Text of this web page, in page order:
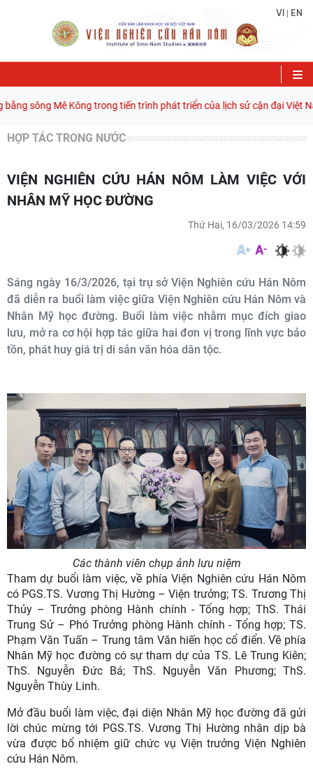
VI EN
sông Mê Kông trong tiến trình phát triển của lịch sử cận đại Việt
HỢP TÁC TRONG NƯỚC
VIỆN NGHIÊN CỨU HÁN NÔM LÀM VIỆC VỚI
NHÂN MỸ HỌC ĐƯỜNG
Thứ Hai, 16/03/2026 14:59
Sáng ngày 16/3/2026, tại trụ sở Viện Nghiên cứu Hán Nôm
đã diễn ra buổi làm việc giữa Viện Nghiên cứu Hán Nôm và
Nhân Mỹ học đường. Buổi làm việc nhằm mục đích giao
lưu, mở ra cơ hội hợp tác giữa hai đơn vị trong lĩnh vực bảo
tồn, phát huy giá trị di sản văn hóa dân tộc.
Các thành viên chụp ảnh lưu niệm
Tham dự buổi làm việc, về phía Viện Nghiên cứu Hán Nôm
có PGS.TS. Vương Thị Hường – Viện trưởng; TS. Trương Thị
Thủy – Trưởng phòng Hành chính - Tổng hợp; ThS. Thái
Trung Sử – Phó Trưởng phòng Hành chính - Tổng hợp; TS.
Phạm Văn Tuấn – Trung tâm Văn hiến học cổ điển. Về phía
Nhân Mỹ học đường có sự tham dự của TS. Lê Trung Kiên;
ThS. Nguyễn Đức Bá; ThS. Nguyễn Văn Phương; ThS.
Nguyễn Thùy Linh.
Mở đầu buổi làm việc, đại diện Nhân Mỹ học đường đã gửi
lời chúc mừng tới PGS.TS. Vương Thị Hường nhân dịp bà
vừa được bổ nhiệm giữ chức vụ Viện trưởng Viện Nghiên
cứu Hán Nôm.